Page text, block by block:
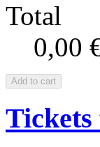
Total
0,00
Add to cart